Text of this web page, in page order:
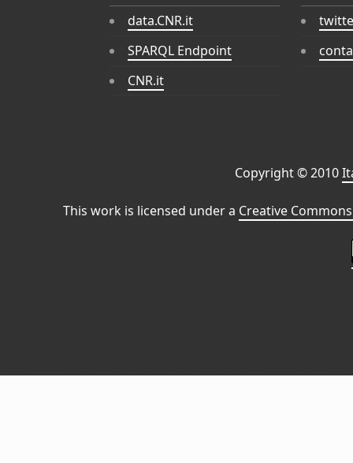
data.CNR.it
SPARQL Endpoint
CNR.it
Copyright © 2010
This work is licensed under a Creative